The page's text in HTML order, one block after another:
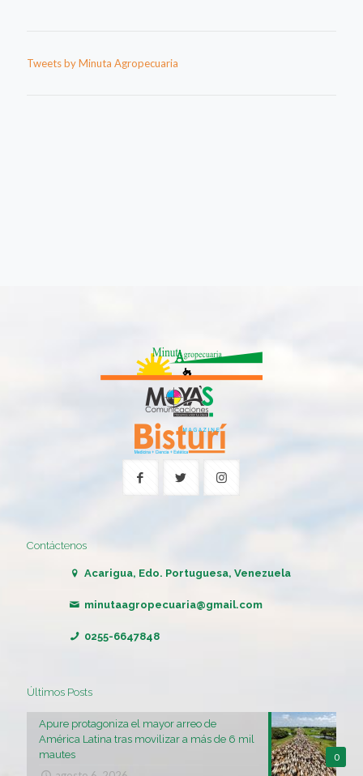
Tweets by Minuta Agropecuaria
Contáctenos
Acarigua, Edo. Portuguesa, Venezuela
minutaagropecuaria@gmail.com
0255-6647848
Últimos Posts
0
Apure protagoniza el mayor arreo de
América Latina tras movilizar a más de 6 mil
mautes